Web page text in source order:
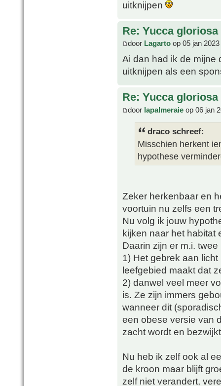
uitknijpen
Re: Yucca
door Lagarto op 05 jan
Ai dan had ik de mijne
uitknijpen als een
Re: Yucca
door lapalmeraie op 06 jan
draco schreef:
Misschien herkent
hypothese
Zeker herkenbaar en
voortuin nu zelfs een
Nu volg ik jouw
kijken naar het habitat
Daarin zijn er m.i. twee
1) Het gebrek aan
leefgebied maakt dat
2) danwel veel meer
is. Ze zijn immers
wanneer dit
een obese versie van
zacht wordt en
Nu heb ik zelf ook al
de kroon maar blijft
zelf niet verandert,